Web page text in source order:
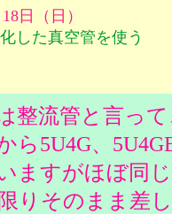
日（日）
した真空管を使う
整流管と言って
ら5U4G、
ますがほぼ同
りそのまま差